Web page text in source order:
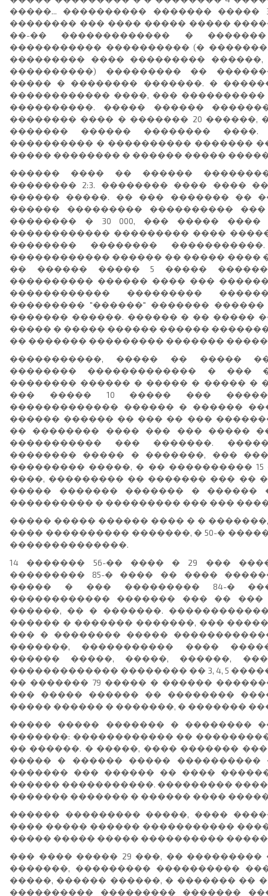
�����... ���������� �������
�������� ��� ���� ����� �����
��-�� ������������� �
����������� ���������� (�
��������� ���� ���������
����������) ��������� ��
����� � �������� �������. �
������������ ����, ���
����������. ����� ������
�������� ���� � ������� 20 ������,
������� ������ ��������
���������� � ���������� �������
����� �������� � ������ �����
������ ���� �� ������
�������� 2:3. �������� ���� ����
������ �����. �� ��� ������� ��
������ ��������� ����������
�������� � 30 000, ��� �����
������������ ��������� ����
�������� ��������
������������ ������ �� ����� ����
�� ������ ����� 5 �����
���������� ������ ���� ���
������������ ���������
��������� "������" �������
������� ������. ������ � �� �����
����� � ����� ������ ������
�� ������� ��������� �������
�����������, ����� �� �����
�������� ������������� � ���
�������� ������ � ����� � ����� �
��� ����� 10 ����� ���
������������� ������ � ������
������ ������ �� ��� �� ���
�� �������� ���� ��� ��� �����
����������� ��� �������.
�������� ����� � �������, ���
��������� �����, � �� ����������
����, ��������� �� ������� ��� ��
����� ������� ������� � ������
���������� � ��������� ��� ���
����� ����� ������ ���� � �
���� ���������� �������, � 50-�
��������������.
14 ������� 56-�� ���� � 29 ���
��������� 85-� ���� �� ����
����� � ��� ��������� 84-�
������������ ������� ��� ��
������, �� � �������.
������ � ������� �������, ���
��� � �������� �����
�������, ����������� ����
������ �����, �����, ������,
������������� �������� �� 3, 4, 5
�� ������� 79 ����� � ������
��� ����� ������ �� ��������
����� ������ � �������, � �������
����� ����� ������� � ��������
�������: ������������ ��
�� ������. � �����, ���� �������
����� � ������ ����� ����������
������� ��� ������ �� ����
������ �����������. ���������
������� ������� � ������ ����
������ ��������� �����, ����
���� ����� ������ �����������
����� ����� ����� ���������� �����
��� ���� ����� 29 ���, ��
�������, ��������� ����������
�����, ������ ������, � ������� ��
���������� ��������� �������